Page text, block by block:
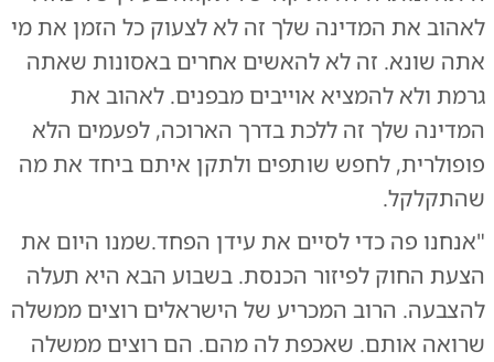
לאהוב את המדינה שלך זה לא לצעוק כל הזמן את מי
אתה שונא. זה לא להאשים אחרים באסונות שאתה
גרמת ולא להמציא אוייבים מבפנים. לאהוב את
המדינה שלך זה ללכת בדרך הארוכה, לפעמים הלא
פופולרית, לחפש שותפים ולתקן איתם ביחד את מה
שהתקלקל.
"אנחנו פה כדי לסיים את עידן הפחד.שמנו היום את
הצעת החוק לפיזור הכנסת. בשבוע הבא היא תעלה
להצבעה. הרוב המכריע של הישראלים רוצים ממשלה
שרואה אותם. שאכפת לה מהם. הם רוצים ממשלה